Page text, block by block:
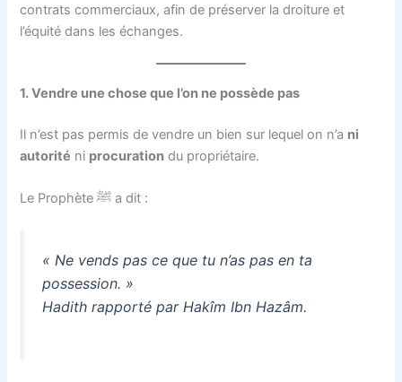
contrats commerciaux, afin de préserver la droiture et
l’équité dans les échanges.
1. Vendre une chose que l’on ne possède pas
Il n’est pas permis de vendre un bien sur lequel on n’a ni
autorité ni procuration du propriétaire.
Le Prophète ﷺ a dit :
« Ne vends pas ce que tu n’as pas en ta
possession. »
Hadith rapporté par Hakîm Ibn Hazâm.